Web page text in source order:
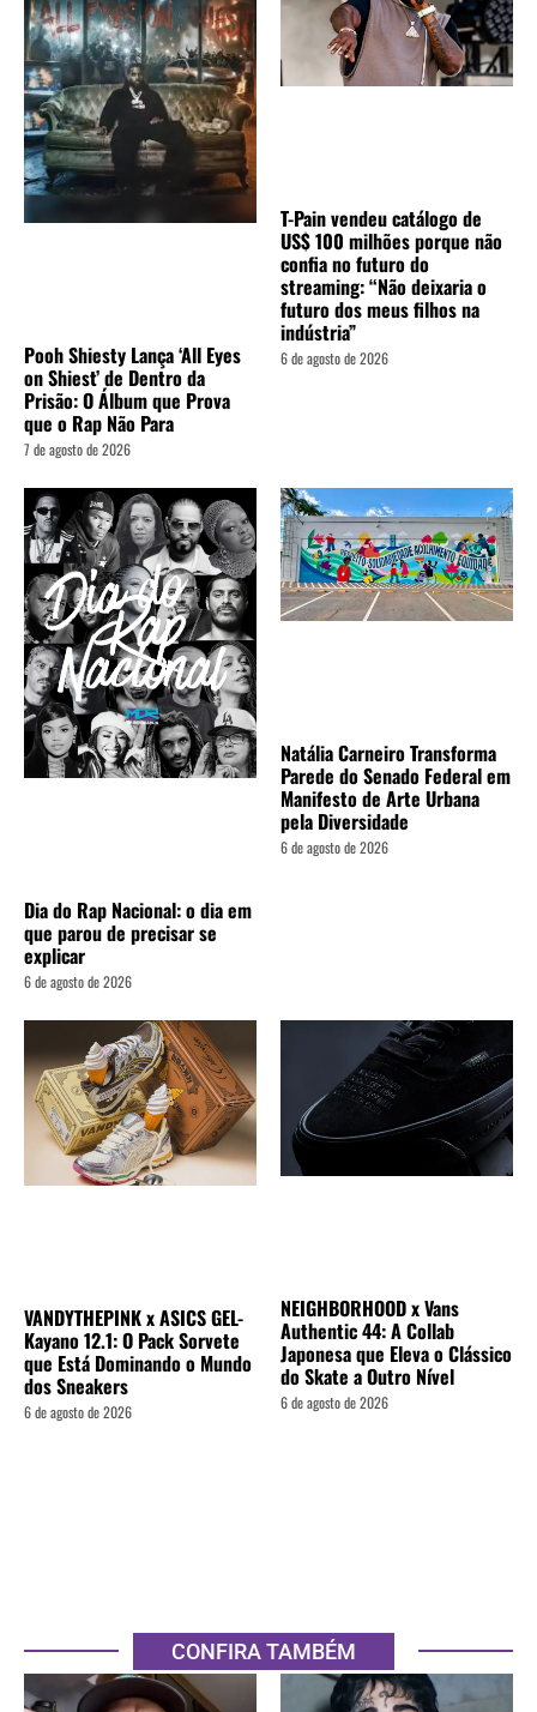
Pooh Shiesty Lança ‘All Eyes
on Shiest’ de Dentro da
Prisão: O Álbum que Prova
que o Rap Não Para
7 de agosto de 2026
T-Pain vendeu catálogo de
US$ 100 milhões porque não
confia no futuro do
streaming: “Não deixaria o
futuro dos meus filhos na
indústria”
6 de agosto de 2026
Dia do Rap Nacional: o dia em
que parou de precisar se
explicar
6 de agosto de 2026
Natália Carneiro Transforma
Parede do Senado Federal em
Manifesto de Arte Urbana
pela Diversidade
6 de agosto de 2026
VANDYTHEPINK x ASICS GEL-
Kayano 12.1: O Pack Sorvete
que Está Dominando o Mundo
dos Sneakers
6 de agosto de 2026
NEIGHBORHOOD x Vans
Authentic 44: A Collab
Japonesa que Eleva o Clássico
do Skate a Outro Nível
6 de agosto de 2026
CONFIRA TAMBÉM